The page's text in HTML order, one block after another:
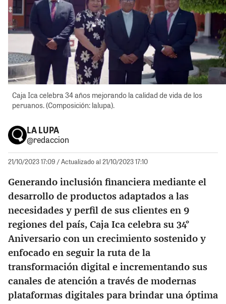
Caja Ica celebra 34 años mejorando la calidad de vida de los
peruanos. (Composición: lalupa).
LA LUPA
@redaccion
21/10/2023 17:09 / Actualizado al 21/10/2023 17:10
Generando inclusión financiera mediante el
desarrollo de productos adaptados a las
necesidades y perfil de sus clientes en 9
regiones del país, Caja Ica celebra su 34°
Aniversario con un crecimiento sostenido y
enfocado en seguir la ruta de la
transformación digital e incrementando sus
canales de atención a través de modernas
plataformas digitales para brindar una óptima